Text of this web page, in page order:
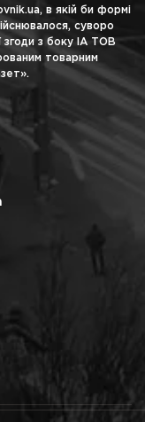
в якій би формі
суворо
згоди з боку ІА ТОВ
товарним